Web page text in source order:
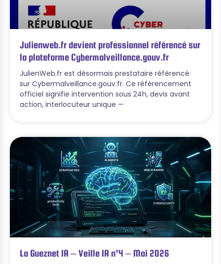
Julienweb.fr devient professionnel référencé sur
la plateforme Cybermalveillance.gouv.fr
JulienWeb.fr est désormais prestataire référencé
sur Cybermalveillance.gouv.fr. Ce référencement
officiel signifie intervention sous 24h, devis avant
action, interlocuteur unique —
La Gueznet IA – Veille IA n°4 – Mai 2026